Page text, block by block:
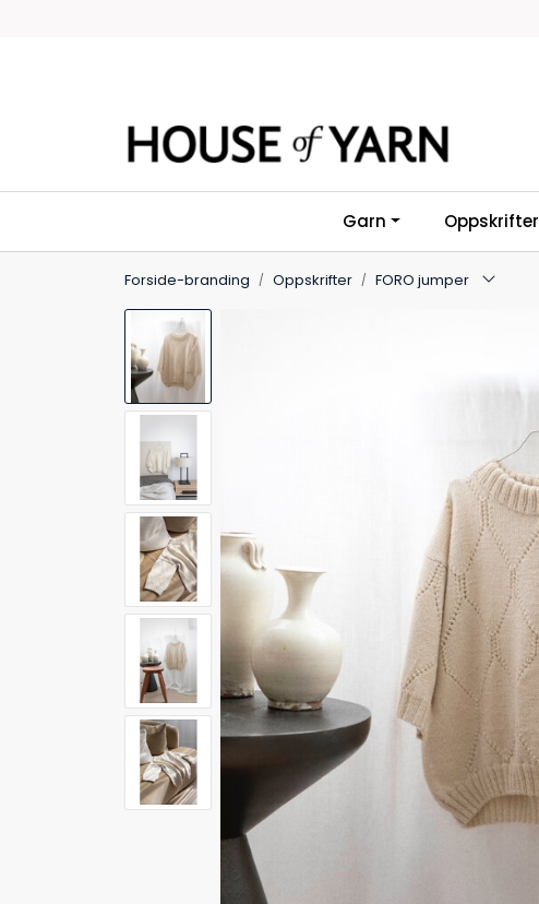
Garn Oppskrifter
Forside-branding Oppskrifter FORO jumper